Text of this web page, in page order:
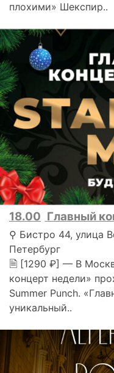
плохими» Шекспир..
18.00 Главный
⚲ Бистро 44, улица
Петербург
🗎 [1290 ₽] — В
концерт недели»
Summer Punch.
уникальный..